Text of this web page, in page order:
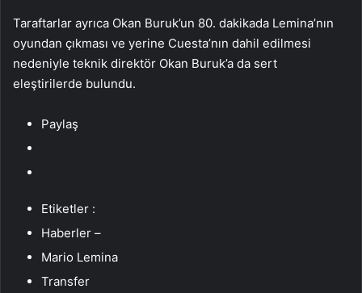
Taraftarlar ayrıca Okan Buruk’un 80. dakikada Lemina’nın
oyundan çıkması ve yerine Cuesta’nın dahil edilmesi
nedeniyle teknik direktör Okan Buruk’a da sert
eleştirilerde bulundu.
Paylaş
Etiketler :
Haberler –
Mario Lemina
Transfer